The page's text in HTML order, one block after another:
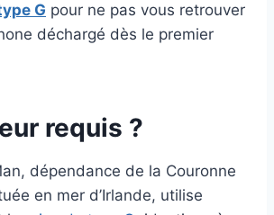
G pour ne pas vous retrouver
déchargé dès le premier
requis ?
dépendance de la Couronne
en mer d’Irlande, utilise